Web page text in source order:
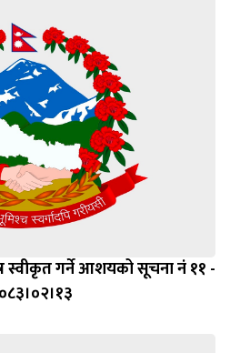
स्वीकृत गर्ने आशयको सूचना नं ११ -